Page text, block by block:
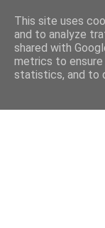
This site uses
and to analyze
shared with
metrics to
statistics, and to